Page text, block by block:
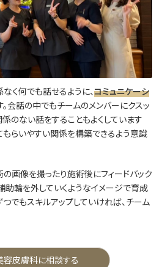
く何でも話せるように、コミュニケーシ
。会話の中でもチームのメンバーにクスッ
係のない話をすることもよくしています
もらいやすい関係を構築できるよう意識
画像を撮ったり施術後にフィードバック
助輪を外していくようなイメージで育成
つでもスキルアップしていければ、チーム
皮膚科に相談する